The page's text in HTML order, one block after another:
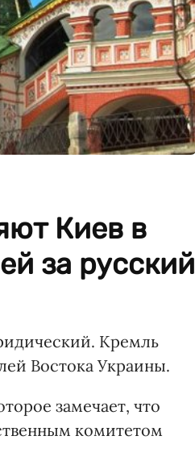
Киев в
за русский
Кремль
Востока Украины.
замечает, что
комитетом